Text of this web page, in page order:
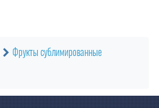
Фрукты сублимированные